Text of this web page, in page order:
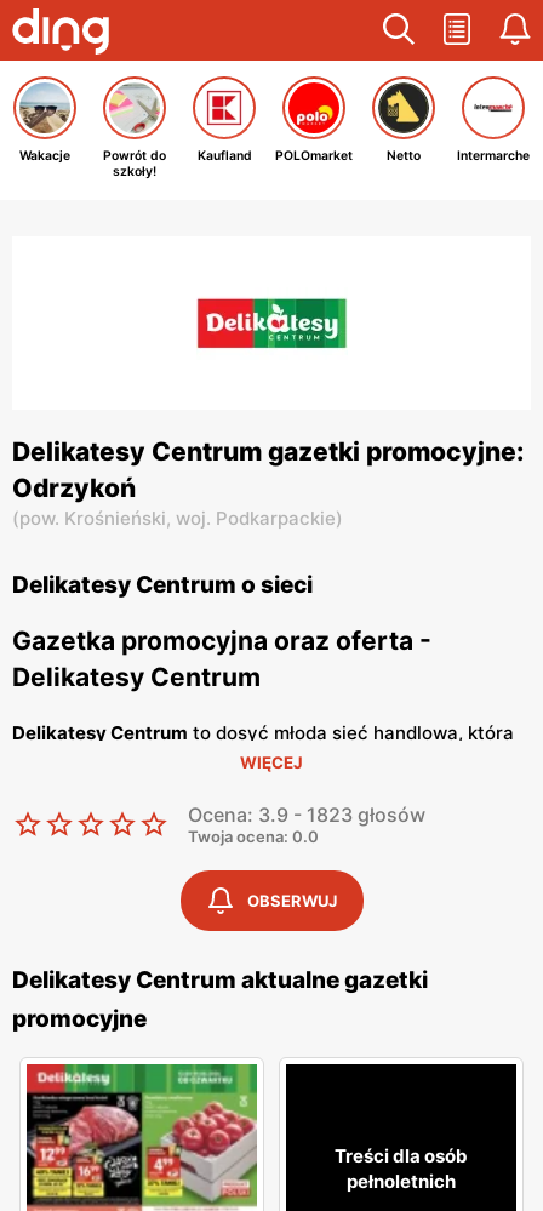
Wakacje
Powrót do
szkoły!
Kaufland POLOmarket Netto Intermarche
Delikatesy Centrum gazetki promocyjne:
Odrzykoń
(pow. Krośnieński, woj. Podkarpackie)
Delikatesy Centrum o sieci
Gazetka promocyjna oraz oferta -
Delikatesy Centrum
Delikatesy Centrum to dosyć młoda sieć handlowa, która
należy do Grupy Eurocash. Posiada ponad 1000 sklepów
nowe. Jej głównym celem jest oferowanie Tobie dobrej
cenach. Placówki handlowe znajdują się bardzo blisko
osiedli mieszkaniowych, tak abyś miał możliwość zrobienia
rzeczowym podejściem do klienta oraz korzystają ze
sprawdzonych dostawców, a personelowi nie schodzi
uśmiech z twarzy, dzięki czemu w sklepie panuje miła
atmosfera. Asortyment sklepu jest dobrze rozmieszczony,
toteż nie będziesz miał problemu z odszukaniem
potrzebnego dla Ciebie produktu.
WIĘCEJ
Ocena: 3.9 - 1823 głosów
Twoja ocena: 0.0
OBSERWUJ
Delikatesy Centrum aktualne gazetki
promocyjne
Treści dla osób
pełnoletnich